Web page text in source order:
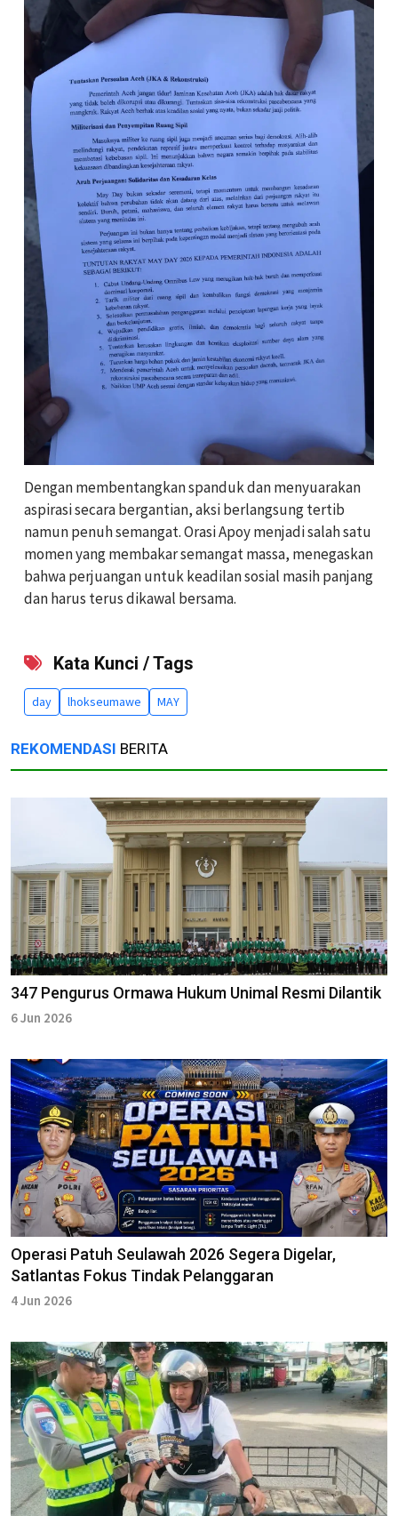
Dengan membentangkan spanduk dan menyuarakan
aspirasi secara bergantian, aksi berlangsung tertib
namun penuh semangat. Orasi Apoy menjadi salah satu
momen yang membakar semangat massa, menegaskan
bahwa perjuangan untuk keadilan sosial masih panjang
dan harus terus dikawal bersama.
Kata Kunci / Tags
day lhokseumawe MAY
REKOMENDASI BERITA
347 Pengurus Ormawa Hukum Unimal Resmi Dilantik
6 Jun 2026
Operasi Patuh Seulawah 2026 Segera Digelar,
Satlantas Fokus Tindak Pelanggaran
4 Jun 2026